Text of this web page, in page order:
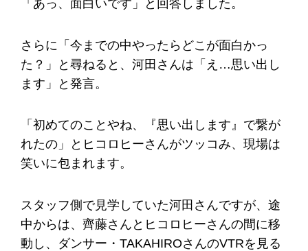
「あっ、面白いです」と回答しました。
さらに「今までの中やったらどこが面白かっ
た？」と尋ねると、河田さんは「え…思い出し
ます」と発言。
「初めてのことやね、『思い出します』で繋が
れたの」とヒコロヒーさんがツッコみ、現場は
笑いに包まれます。
スタッフ側で見学していた河田さんですが、途
中からは、齊藤さんとヒコロヒーさんの間に移
動し、ダンサー・TAKAHIROさんのVTRを見る